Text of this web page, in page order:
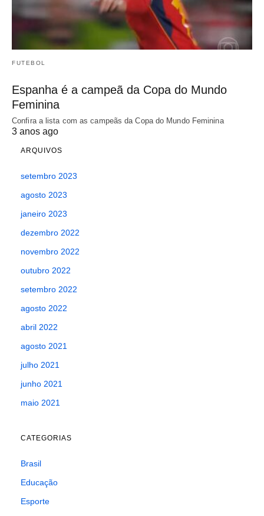
FUTEBOL
Espanha é a campeã da Copa do Mundo
Feminina
Confira a lista com as campeãs da Copa do Mundo Feminina
3 anos ago
ARQUIVOS
setembro 2023
agosto 2023
janeiro 2023
dezembro 2022
novembro 2022
outubro 2022
setembro 2022
agosto 2022
abril 2022
agosto 2021
julho 2021
junho 2021
maio 2021
CATEGORIAS
Brasil
Educação
Esporte